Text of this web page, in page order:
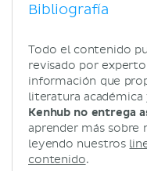
Bibliografía
Todo el contenido
revisado por
información que
literatura académica
Kenhub no entrega
aprender más sobre
leyendo nuestros
contenido.